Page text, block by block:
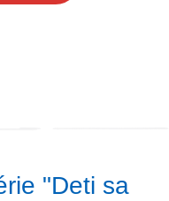
"Deti sa